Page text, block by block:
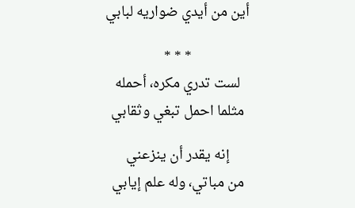
أين من أيدي ضواريه لبابي
* * *
لست تدري مكره، أحمله
مثلما احمل تبغي وثقابي
إنه يقدر أن ينزعني
من مباتي، وله علم إيابي